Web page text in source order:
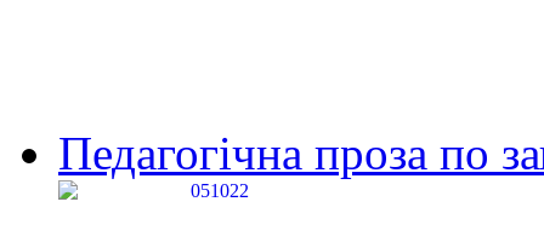
Педагогічна проза по